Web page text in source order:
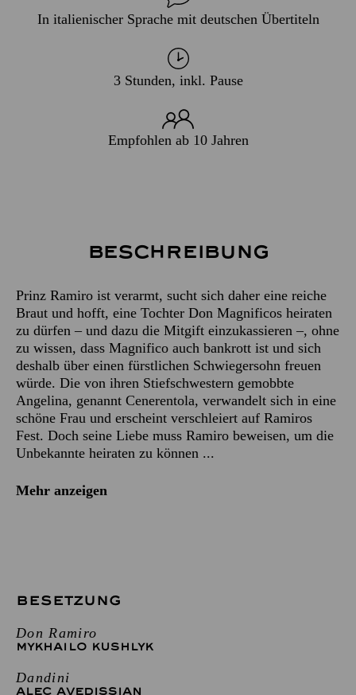
In italienischer Sprache mit deutschen Übertiteln
3 Stunden, inkl. Pause
Empfohlen ab 10 Jahren
Beschreibung
Prinz Ramiro ist verarmt, sucht sich daher eine reiche
Braut und hofft, eine Tochter Don Magnificos heiraten
zu dürfen – und dazu die Mitgift einzukassieren –, ohne
zu wissen, dass Magnifico auch bankrott ist und sich
deshalb über einen fürstlichen Schwiegersohn freuen
würde. Die von ihren Stiefschwestern gemobbte
Angelina, genannt Cenerentola, verwandelt sich in eine
schöne Frau und erscheint verschleiert auf Ramiros
Fest. Doch seine Liebe muss Ramiro beweisen, um die
Unbekannte heiraten zu können ...
Mehr anzeigen
BESETZUNG
Don Ramiro
MYKHAILO KUSHLYK
Dandini
ALEC AVEDISSIAN